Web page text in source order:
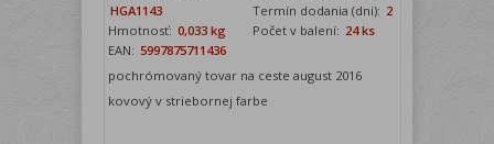
HGA1143
Termín dodania (dni): 2
Hmotnosť: 0,033 kg Počet v balení: 24 ks
EAN: 5997875711436
pochrómovaný tovar na ceste august 2016
kovový v striebornej farbe